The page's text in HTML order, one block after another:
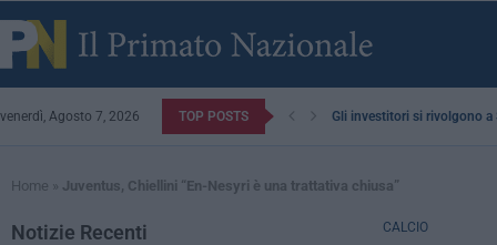
venerdì, Agosto 7, 2026 TOP POSTS Gli investitori si rivolgono a
Home » Juventus, Chiellini “En-Nesyri è una trattativa chiusa”
CALCIO
Notizie Recenti